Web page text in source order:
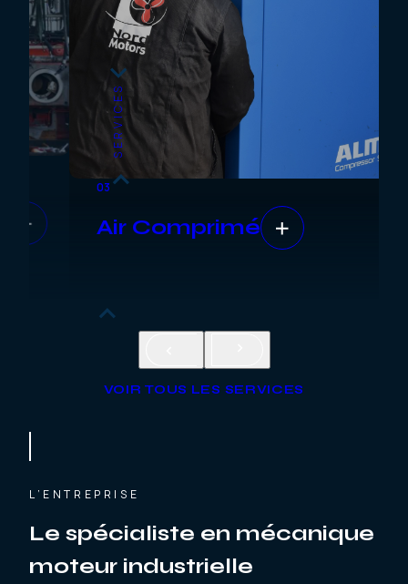
Air Comprimé
VOIR TOUS LES SERVICES
L’ENTREPRISE
Le spécialiste en mécanique
moteur industrielle